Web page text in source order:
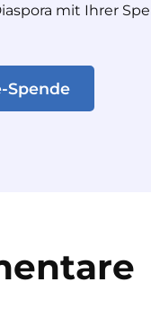
mit Ihrer
Spende